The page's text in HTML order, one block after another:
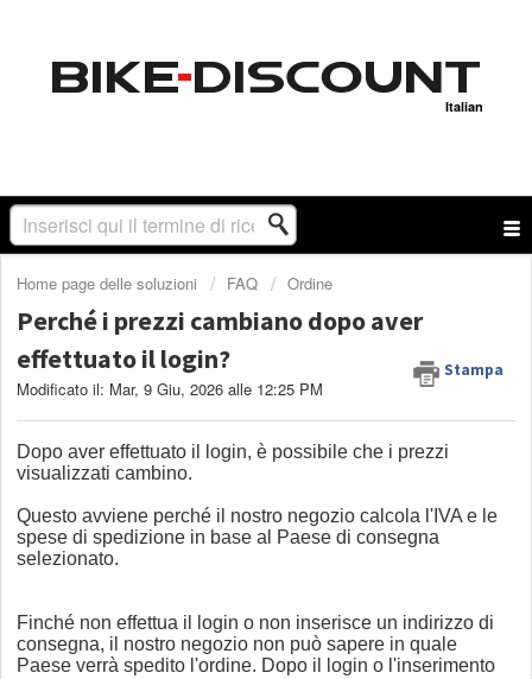
Italian
Home page delle soluzioni FAQ Ordine
Perché i prezzi cambiano dopo aver
effettuato il login?
Stampa
Modificato il: Mar, 9 Giu, 2026 alle 12:25 PM
Dopo aver effettuato il login, è possibile che i prezzi
visualizzati cambino.
Questo avviene perché il nostro negozio calcola l'IVA e le
spese di spedizione in base al Paese di consegna
selezionato.
Finché non effettua il login o non inserisce un indirizzo di
consegna, il nostro negozio non può sapere in quale
Paese verrà spedito l'ordine. Dopo il login o l'inserimento